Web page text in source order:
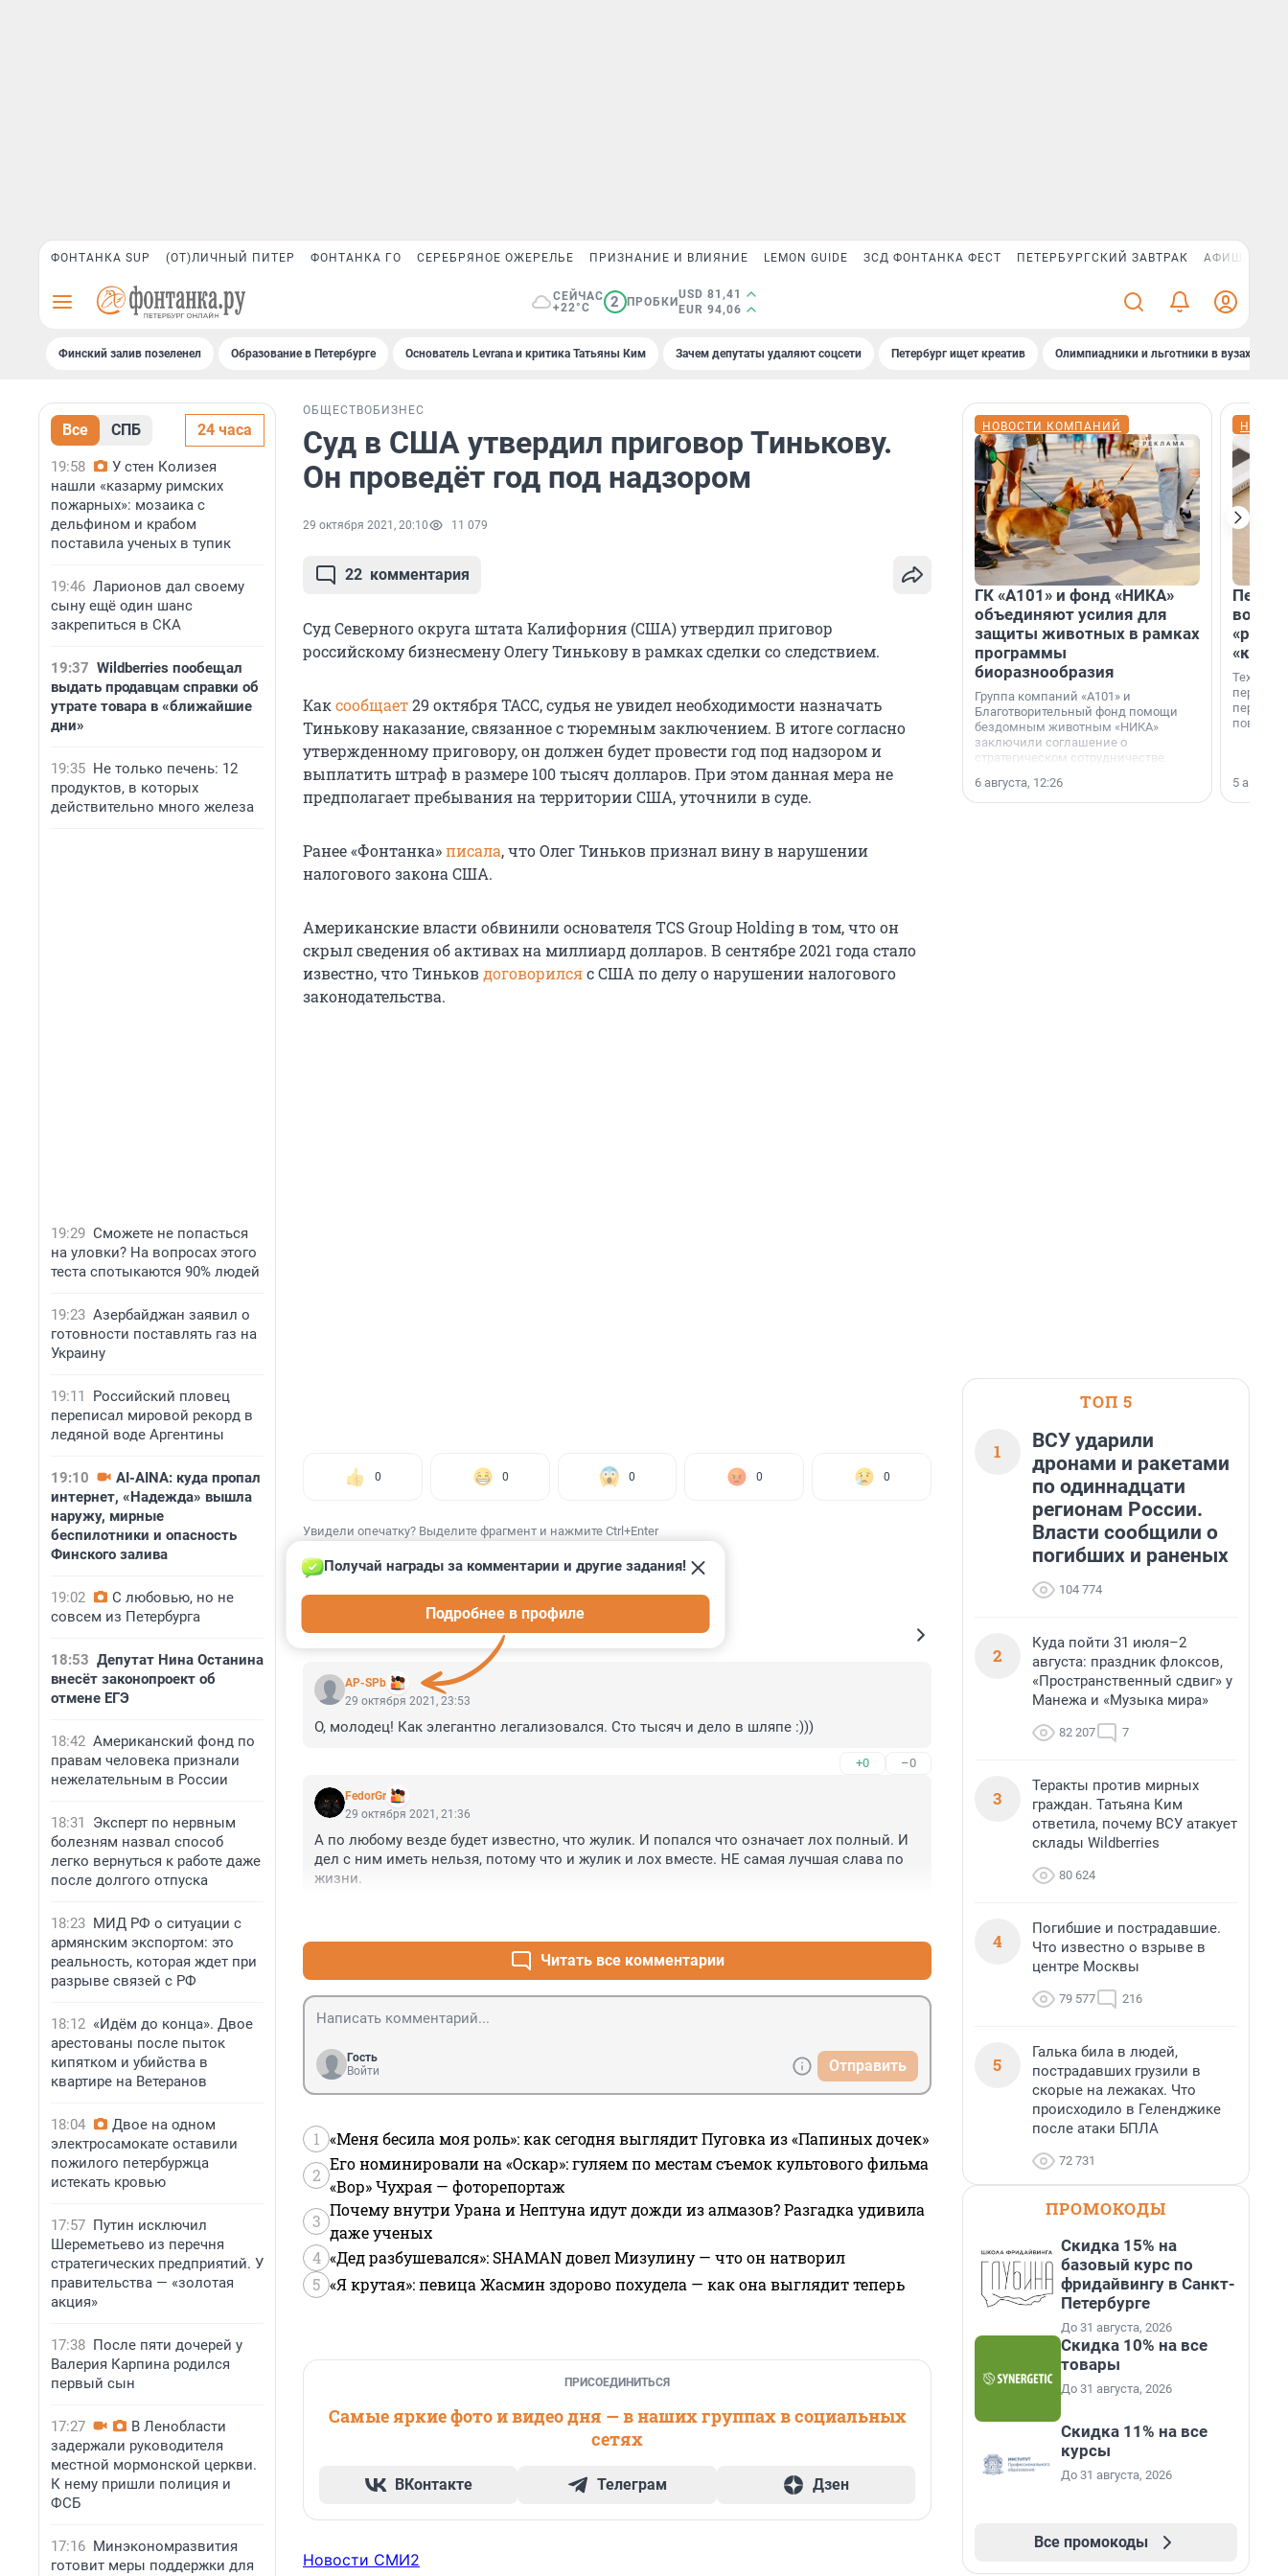
ФОНТАНКА SUP (ОТ)ЛИЧНЫЙ ПИТЕР ФОНТАНКА ГО СЕРЕБРЯНОЕ ОЖЕРЕЛЬЕ ПРИЗНАНИЕ И ВЛИЯНИЕ LEMON GUIDE ЗСД ФОНТАНКА ФЕСТ ПЕТЕРБУРГСКИЙ ЗАВТРАК АФИША PLUS
СЕЙЧАС
+22°C
2 ПРОБКИ
USD 81,41
EUR 94,06
Финский залив позеленел Образование в Петербурге Основатель Levrana и критика Татьяны Ким Зачем депутаты удаляют соцсети Петербург ищет креатив Олимпиадники и льготники в вузах СПб
Все СПБ 24 часа
19:58
У стен Колизея
нашли «казарму римских
пожарных»: мозаика с
дельфином и крабом
поставила ученых в тупик
19:46 Ларионов дал своему
сыну ещё один шанс
закрепиться в СКА
19:37 Wildberries пообещал
выдать продавцам справки об
утрате товара в «ближайшие
дни»
19:35 Не только печень: 12
продуктов, в которых
действительно много железа
19:29 Сможете не попасться
на уловки? На вопросах этого
теста спотыкаются 90% людей
19:23 Азербайджан заявил о
готовности поставлять газ на
Украину
19:11
Российский пловец
переписал мировой рекорд в
ледяной воде Аргентины
19:10
AI-AINA: куда пропал
интернет, «Надежда» вышла
наружу, мирные
беспилотники и опасность
Финского залива
19:02
С любовью, но не
совсем из Петербурга
18:53 Депутат Нина Останина
внесёт законопроект об
отмене ЕГЭ
18:42 Американский фонд по
правам человека признали
нежелательным в России
18:31
Эксперт по нервным
болезням назвал способ
легко вернуться к работе даже
после долгого отпуска
18:23 МИД РФ о ситуации с
армянским экспортом: это
реальность, которая ждет при
разрыве связей с РФ
18:12 «Идём до конца». Двое
арестованы после пыток
кипятком и убийства в
квартире на Ветеранов
18:04
Двое на одном
электросамокате оставили
пожилого петербуржца
истекать кровью
17:57 Путин исключил
Шереметьево из перечня
стратегических предприятий. У
правительства — «золотая
акция»
17:38 После пяти дочерей у
Валерия Карпина родился
первый сын
17:27
В Ленобласти
задержали руководителя
местной мормонской церкви.
К нему пришли полиция и
ФСБ
17:16 Минэкономразвития
готовит меры поддержки для
ОБЩЕСТВО БИЗНЕС
Суд в США утвердил приговор Тинькову.
Он проведёт год под надзором
29 октября 2021, 20:10 11 079
22 комментария
Суд Северного округа штата Калифорния (США) утвердил приговор
российскому бизнесмену Олегу Тинькову в рамках сделки со следствием.
Каксообщает29 октября ТАСС, судья не увидел необходимости назначать
Тинькову наказание, связанное с тюремным заключением. В итоге согласно
утвержденному приговору, он должен будет провести год под надзором и
выплатить штраф в размере 100 тысяч долларов. При этом данная мера не
предполагает пребывания на территории США, уточнили в суде.
Ранее «Фонтанка»писала, что Олег Тиньков признал вину в нарушении
налогового закона США.
Американские власти обвинили основателя TCS Group Holding в том, что он
скрыл сведения об активах на миллиард долларов. В сентябре 2021 года стало
известно, что Тиньковдоговорилсяс США по делу о нарушении налогового
законодательства.
0 0 0 0 0
Увидели опечатку? Выделите фрагмент и нажмите Ctrl+Enter
КОММЕНТАРИИ 22
AP-SPb
Получай награды за комментарии и другие задания!
Подробнее в профиле
29 октября 2021, 23:53
О, молодец! Как элегантно легализовался. Сто тысяч и дело в шляпе :)))
+0 –0
FedorGr
29 октября 2021, 21:36
А по любому везде будет известно, что жулик. И попался что означает лох полный. И
дел с ним иметь нельзя, потому что и жулик и лох вместе. НЕ самая лучшая слава по
жизни.
Читать все комментарии
Гость
Войти
Отправить
1 «Меня бесила моя роль»: как сегодня выглядит Пуговка из «Папиных дочек»
2
Его номинировали на «Оскар»: гуляем по местам съемок культового фильма
«Вор» Чухрая — фоторепортаж
3
Почему внутри Урана и Нептуна идут дожди из алмазов? Разгадка удивила
даже ученых
4 «Дед разбушевался»: SHAMAN довел Мизулину — что он натворил
5 «Я крутая»: певица Жасмин здорово похудела — как она выглядит теперь
ПРИСОЕДИНИТЬСЯ
Самые яркие фото и видео дня — в наших группах в социальных
сетях
ВКонтакте Телеграм Дзен
Новости СМИ2
НОВОСТИ КОМПАНИЙ
ГК «А101» и фонд «НИКА»
объединяют усилия для
защиты животных в рамках
программы
биоразнообразия
Группа компаний «А101» и
Благотворительный фонд помощи
бездомным животным «НИКА»
заключили соглашение о
стратегическом сотрудничестве.
6 августа, 12:26
5
ТОП 5
1
ВСУ ударили
дронами и ракетами
по одиннадцати
регионам России.
Власти сообщили о
погибших и раненых
104 774
2
Куда пойти 31 июля–2
августа: праздник флоксов,
«Пространственный сдвиг» у
Манежа и «Музыка мира»
82 207 7
3
Теракты против мирных
граждан. Татьяна Ким
ответила, почему ВСУ атакует
склады Wildberries
80 624
4
Погибшие и пострадавшие.
Что известно о взрыве в
центре Москвы
79 577 216
5
Галька била в людей,
пострадавших грузили в
скорые на лежаках. Что
происходило в Геленджике
после атаки БПЛА
72 731
ПРОМОКОДЫ
Скидка 15% на
базовый курс по
фридайвингу в Санкт-
Петербурге
До 31 августа, 2026
Скидка 10% на все
товары
До 31 августа, 2026
Скидка 11% на все
курсы
До 31 августа, 2026
Все промокоды